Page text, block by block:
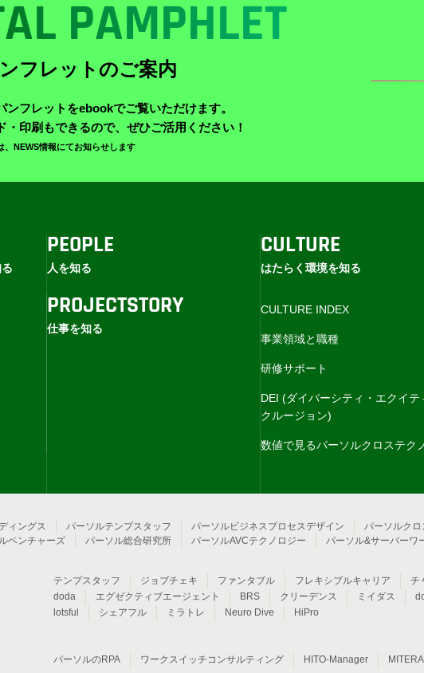
PAMPHLET
フレットのご案内
ンフレットをebookでご覧いただけます。
・印刷もできるので、ぜひご活用ください！
NEWS情報にてお知らせします
PEOPLE
人を知る
PROJECTSTORY
仕事を知る
CULTURE
はたらく環境を知る
CULTURE INDEX
事業領域と職種
研修サポート
DEI (ダイバーシティ・エクイテ
クルージョン)
数値で見るパーソルクロステク
ィングス パーソルテンプスタッフ パーソルビジネスプロセスデザイン パーソルク
ベンチャーズ
パーソル総合研究所 パーソルAVCテクノロジー パーソル&サーバーワ
テンプスタッフ ジョブチェキ ファンタブル フレキシブルキャリア チ
doda エグゼクティブエージェント BRS クリーデンス ミイダス
lotsful シェアフル ミラトレ Neuro Dive HiPro
パーソルのRPA ワークスイッチコンサルティング HITO-Manager